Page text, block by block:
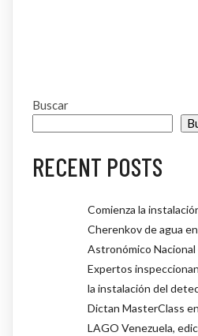
Buscar
RECENT POSTS
Comienza la
Cherenkov de agua
Astronómico Nacional
Expertos
la instalación del
Dictan MasterClass
LAGO Venezuela,